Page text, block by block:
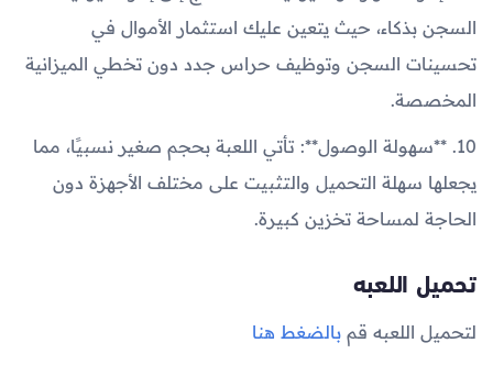
السجن بذكاء، حيث يتعين عليك استثمار الأموال في
تحسينات السجن وتوظيف حراس جدد دون تخطي الميزانية
المخصصة.
10. **سهولة الوصول**: تأتي اللعبة بحجم صغير نسبيًا، مما
يجعلها سهلة التحميل والتثبيت على مختلف الأجهزة دون
الحاجة لمساحة تخزين كبيرة.
تحميل اللعبه
لتحميل اللعبه قم بالضغط هنا